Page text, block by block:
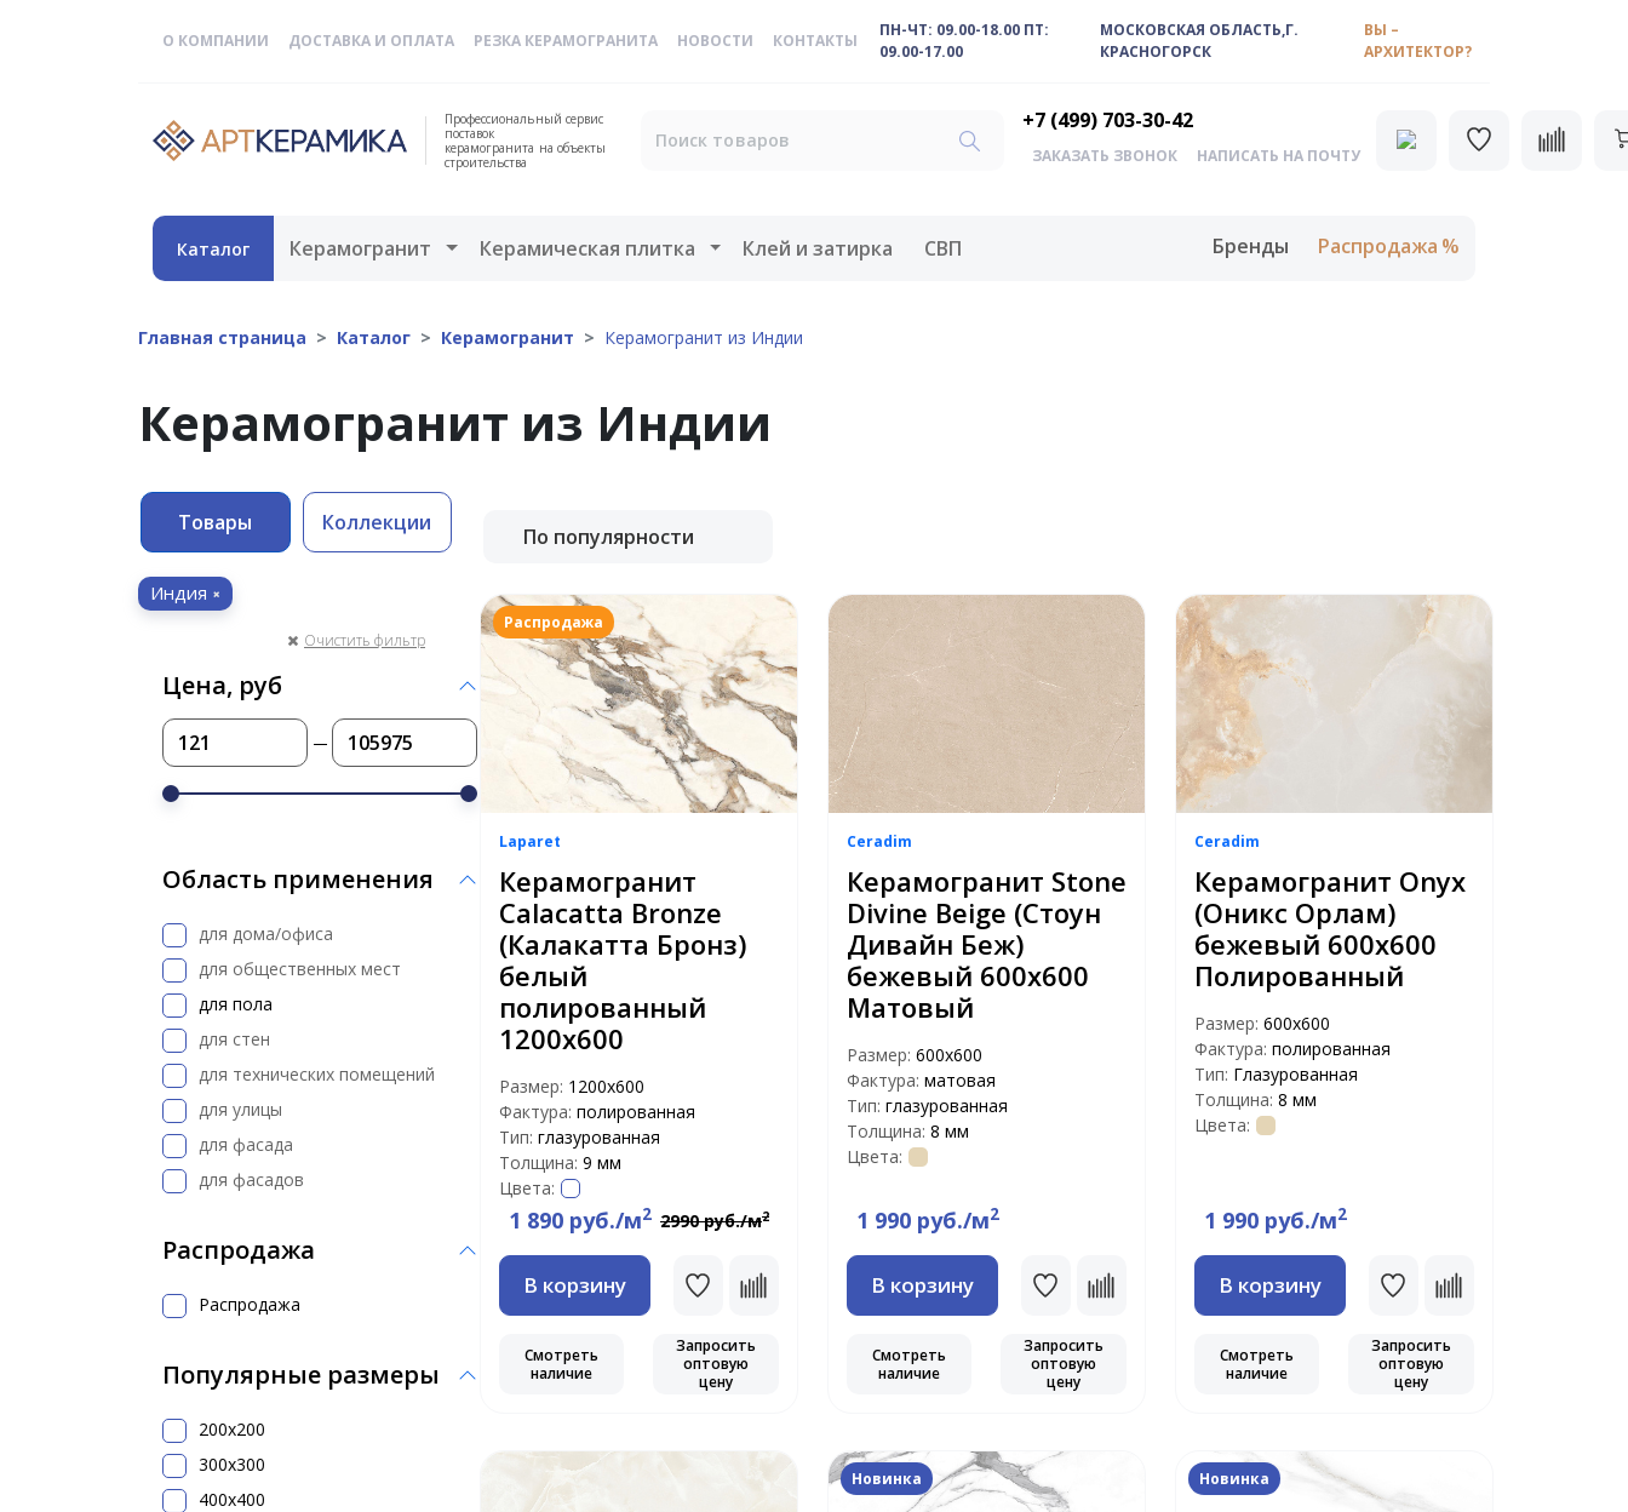
О КОМПАНИИ ДОСТАВКА И ОПЛАТА РЕЗКА КЕРАМОГРАНИТА НОВОСТИ КОНТАКТЫ
ПН-ЧТ: 09.00-18.00 ПТ:
09.00-17.00
МОСКОВСКАЯ ОБЛАСТЬ,Г.
КРАСНОГОРСК
ВЫ –
АРХИТЕКТОР?
Профессиональный сервис
поставок
керамогранита на объекты
строительства
+7 (499) 703-30-42
ЗАКАЗАТЬ ЗВОНОК НАПИСАТЬ НА ПОЧТУ
Каталог Керамогранит Открыть меню
Керамическая плитка Открыть меню
Клей и затирка СВП Бренды Распродажа
Главная страница Каталог Керамогранит Керамогранит из Индии
Керамогранит из Индии
Товары Коллекции
Индия
Очистить фильтр
Цена, руб
Область применения
для дома/офиса
для общественных мест
для пола
для стен
для технических помещений
для улицы
для фасада
для фасадов
Распродажа
Распродажа
Популярные размеры
200x200
300х300
400х400
По популярности
Распродажа
Laparet
Керамогранит
Calacatta Bronze
(Калакатта Бронз)
белый
полированный
1200х600
Размер: 1200x600
Фактура: полированная
Тип: глазурованная
Толщина: 9 мм
Цвета:
1 890 руб./м2 2990 руб./м2
В корзину
Смотреть
наличие
Запросить
оптовую
цену
Ceradim
Керамогранит Stone
Divine Beige (Стоун
Дивайн Беж)
бежевый 600х600
Матовый
Размер: 600х600
Фактура: матовая
Тип: глазурованная
Толщина: 8 мм
Цвета:
1 990 руб./м2
В корзину
Смотреть
наличие
Запросить
оптовую
цену
Ceradim
Керамогранит Onyx
(Оникс Орлам)
бежевый 600х600
Полированный
Размер: 600x600
Фактура: полированная
Тип: Глазурованная
Толщина: 8 мм
Цвета:
1 990 руб./м2
В корзину
Смотреть
наличие
Запросить
оптовую
цену
Новинка Новинка